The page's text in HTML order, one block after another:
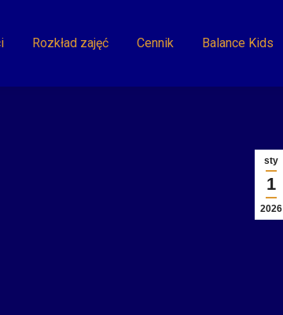
Rozkład zajęć Cennik Balance Kids
sty
1
2026